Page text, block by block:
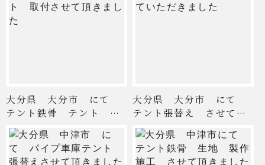
大分県 大分市 にて
テント鉄骨 テント 取
付さ ...
大分県 大分市 にて
テント張替え させてい
ただ ...